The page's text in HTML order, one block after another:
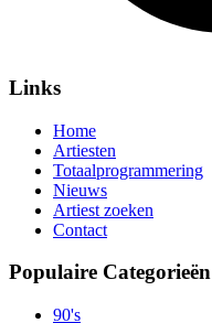
Links
Home
Artiesten
Totaalprogrammering
Nieuws
Artiest zoeken
Contact
Populaire Categorieën
90's